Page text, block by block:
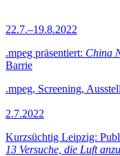
22.7.–19.8.2022
.mpeg präsentiert: China
Barrie
.mpeg, Screening,
2.7.2022
Kurzsüchtig Leipzig:
13 Versuche, die Luft